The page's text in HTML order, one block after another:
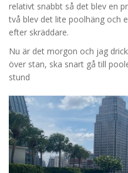
relativt snabbt så det blev en
två blev det lite poolhäng och
efter skräddare.
Nu är det morgon och jag
över stan, ska snart gå till
stund